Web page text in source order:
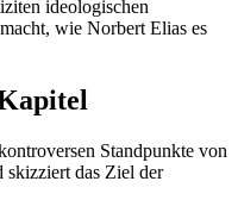
ideologischen
wie Norbert Elias es
Standpunkte von
das Ziel der